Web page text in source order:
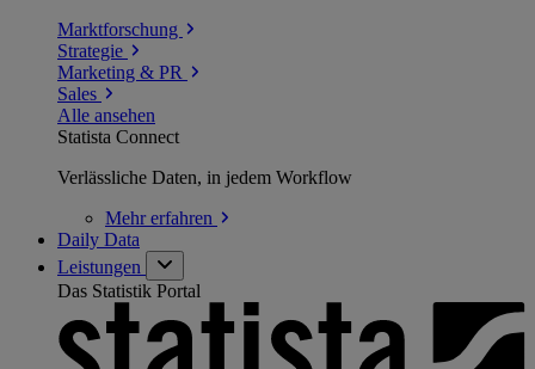
Marktforschung
Strategie
Marketing & PR
Sales
Alle ansehen
Statista Connect
Verlässliche Daten, in jedem Workflow
Mehrerfahren
Daily Data
Leistungen
Das Statistik Portal